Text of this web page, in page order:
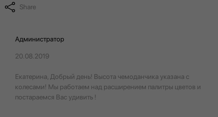
Share
Администратор
20.08.2019
Екатерина, Добрый день! Высота чемоданчика указана с
колесами! Мы работаем над расширением палитры цветов и
постараемся Вас удивить !